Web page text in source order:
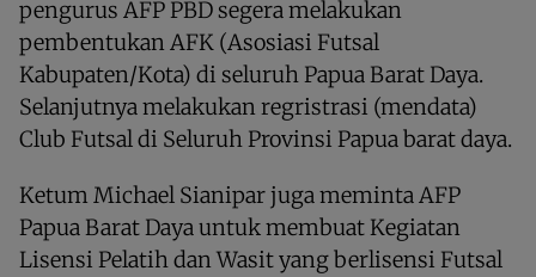
pengurus AFP PBD segera melakukan
pembentukan AFK (Asosiasi Futsal
Kabupaten/Kota) di seluruh Papua Barat Daya.
Selanjutnya melakukan regristrasi (mendata)
Club Futsal di Seluruh Provinsi Papua barat daya.
Ketum Michael Sianipar juga meminta AFP
Papua Barat Daya untuk membuat Kegiatan
Lisensi Pelatih dan Wasit yang berlisensi Futsal